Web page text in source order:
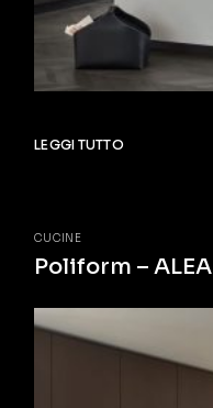
LEGGI TUTTO
CUCINE
Poliform – ALEA